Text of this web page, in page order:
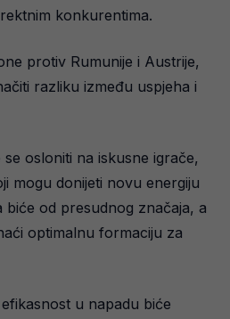
konkurentima.
protiv Rumunije i Austrije,
razliku između uspjeha i
osloniti na iskusne igrače,
mogu donijeti novu energiju
biće od presudnog značaja, a
optimalnu formaciju za
u napadu biće